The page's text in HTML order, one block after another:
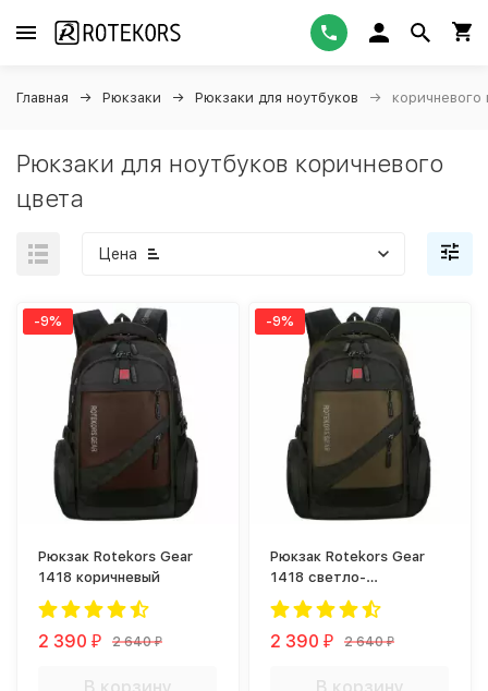
Главная Рюкзаки Рюкзаки для ноутбуков коричневого
Рюкзаки для ноутбуков коричневого
цвета
Цена
-9%
Рюкзак Rotekors Gear
1418 коричневый
2 390₽ 2 640₽
В корзину
-9%
Рюкзак Rotekors Gear
1418 светло-
коричневый
2 390₽ 2 640₽
В корзину